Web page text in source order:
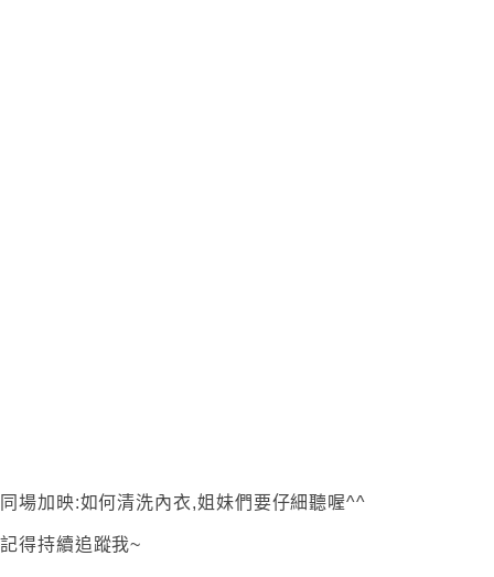
同場加映:如何清洗內衣,姐妹們要仔細聽喔^^
記得持續追蹤我~